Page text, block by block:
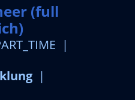
(full
|
|